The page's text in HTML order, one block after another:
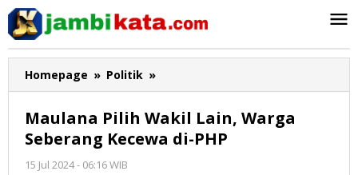
Lewati
konten
Homepage » Politik »
Pilih
Wakil
Lain,
Warga
Maulana Pilih Wakil Lain, Warga
Seberang Kecewa di-PHP
15 Jul 2024 - 06:16 WIB